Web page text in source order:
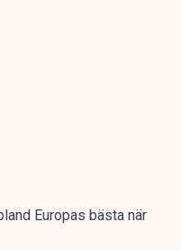
Europas bästa när